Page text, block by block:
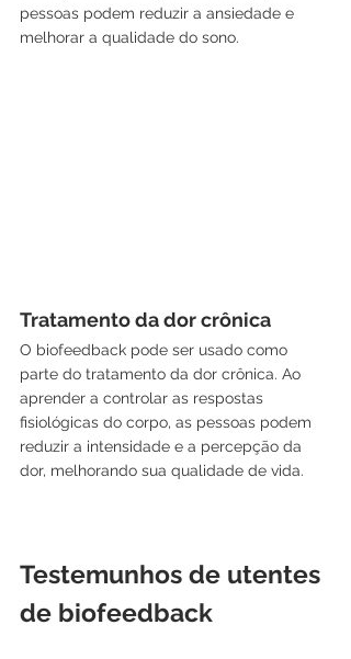
pessoas podem reduzir a ansiedade e
melhorar a qualidade do sono.
Tratamento da dor crônica
O biofeedback pode ser usado como
parte do tratamento da dor crônica. Ao
aprender a controlar as respostas
fisiológicas do corpo, as pessoas podem
reduzir a intensidade e a percepção da
dor, melhorando sua qualidade de vida.
Testemunhos de utentes
de biofeedback